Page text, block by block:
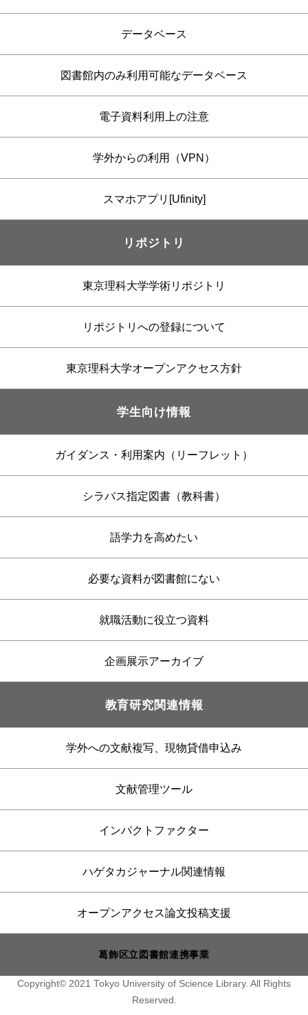
データベース
図書館内のみ利用可能なデータベース
電子資料利用上の注意
学外からの利用（VPN）
スマホアプリ[Ufinity]
リポジトリ
東京理科大学学術リポジトリ
リポジトリへの登録について
東京理科大学オープンアクセス方針
学生向け情報
ガイダンス・利用案内（リーフレット）
シラバス指定図書（教科書）
語学力を高めたい
必要な資料が図書館にない
就職活動に役立つ資料
企画展示アーカイブ
教育研究関連情報
学外への文献複写、現物貸借申込み
文献管理ツール
インパクトファクター
ハゲタカジャーナル関連情報
オープンアクセス論文投稿支援
葛飾区立図書館連携事業
Copyright© 2021 Tokyo University of Science Library. All Rights
Reserved.